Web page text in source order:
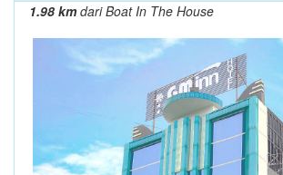
1.98 kmdari Boat In The House